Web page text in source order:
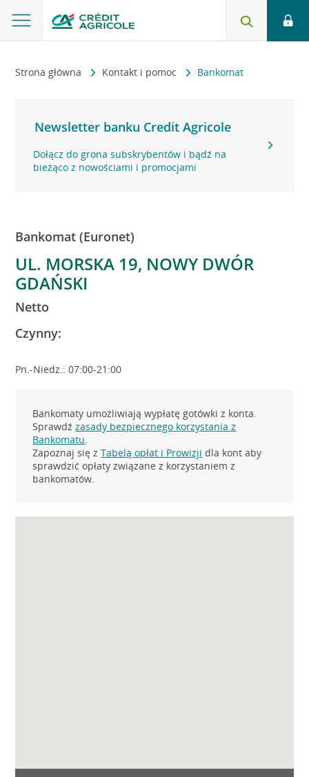
Strona główna Kontakt i pomoc Bankomat
Newsletter banku Credit Agricole
Dołącz do grona subskrybentów i bądź na
bieżąco z nowościami i promocjami
Bankomat (Euronet)
UL. MORSKA 19, NOWY DWÓR
GDAŃSKI
Netto
Czynny:
Pn.-Niedz.: 07:00-21:00
Bankomaty umożliwiają wypłatę gotówki z konta.
Sprawdźzasady bezpiecznego korzystania z
Bankomatu.
Zapoznaj się zTabelą opłat i Prowizji dla kont aby
sprawdzić opłaty związane z korzystaniem z
bankomatów.